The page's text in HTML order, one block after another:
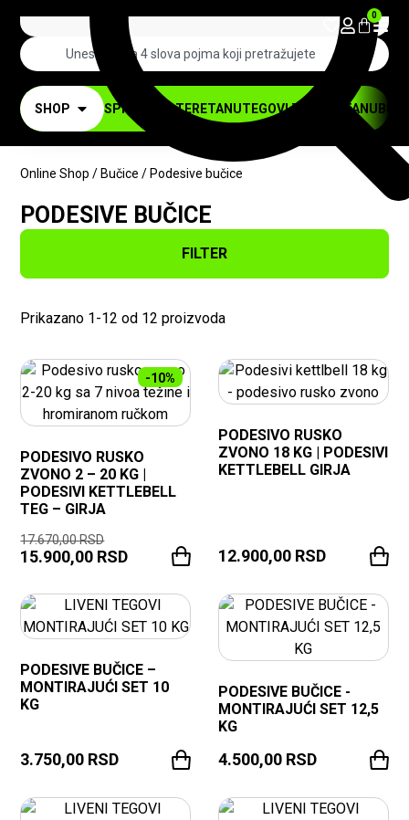
0
SHOP SPRAVE ZA TERETANUTEGOVI ZA TERETANU
Online Shop / Bučice / Podesive bučice
PODESIVE BUČICE
FILTER
Prikazano 1-12 od 12 proizvoda
-10%
PODESIVO RUSKO
ZVONO 2 – 20 KG |
PODESIVI KETTLEBELL
TEG – GIRJA
17.670,00RSD
15.900,00 RSD
PODESIVO RUSKO
ZVONO 18 KG | PODESIVI
KETTLEBELL GIRJA
12.900,00 RSD
PODESIVE BUČICE –
MONTIRAJUĆI SET 10
KG
3.750,00 RSD
PODESIVE BUČICE -
MONTIRAJUĆI SET 12,5
KG
4.500,00 RSD